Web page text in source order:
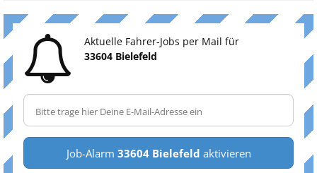
Aktuelle Fahrer-Jobs per Mail für
33604 Bielefeld
Job-Alarm 33604 Bielefeld aktivieren